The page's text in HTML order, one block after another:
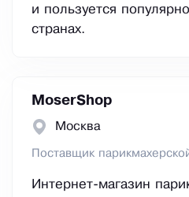
и пользуется
странах.
MoserShop
Москва
Поставщик
Интернет-магазин